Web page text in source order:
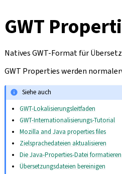
GWT
Natives GWT-Format für
GWT Properties werden
Siehe auch
GWT-Lokalisierungsleitfaden
GWT-Internationalisierungs-Tutorial
Mozilla and Java properties files
Zielsprachedateien aktualisieren
Die Java-Properties-Datei formatieren
Übersetzungsdateien bereinigen